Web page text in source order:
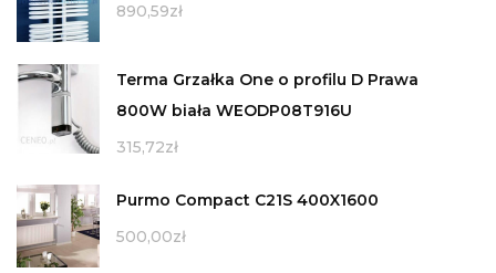
890,59zł
Terma Grzałka One o profilu D Prawa
800W biała WEODP08T916U
315,72zł
Purmo Compact C21S 400X1600
500,00zł